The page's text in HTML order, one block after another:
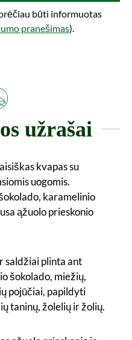
būti informuotas
pranešimas).
užrašai
kvapas su
uogomis.
karamelinio
ąžuolo prieskonio
saldžiai plinta ant
šokolado, miežių,
pojūčiai, papildyti
taninų, žolelių ir žolių.